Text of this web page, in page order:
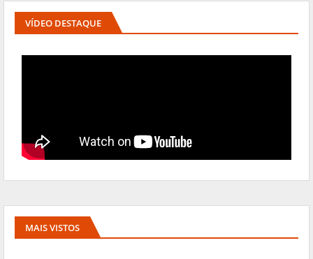
VÍDEO DESTAQUE
MAIS VISTOS